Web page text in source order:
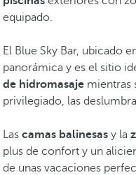
equipado.
El Blue Sky Bar, ubicado
panorámica y es el sitio
de hidromasaje mientras
privilegiado, las
Las camas balinesas y la
plus de confort y un
de unas vacaciones